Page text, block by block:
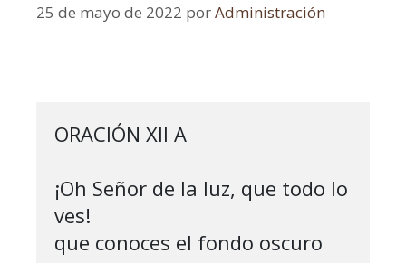
25 de mayo de 2022 porAdministración
ORACIÓN XII A
¡Oh Señor de la luz, que todo lo
ves!
que conoces el fondo oscuro